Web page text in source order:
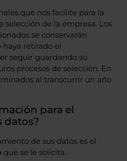
que nos facilite para la
selección de la empresa. Los
se conservarán
retirado el
seguir guardando su
procesos de selección. En
al transcurrir un año
para el
datos?
de sus datos es el
que se le solicita.